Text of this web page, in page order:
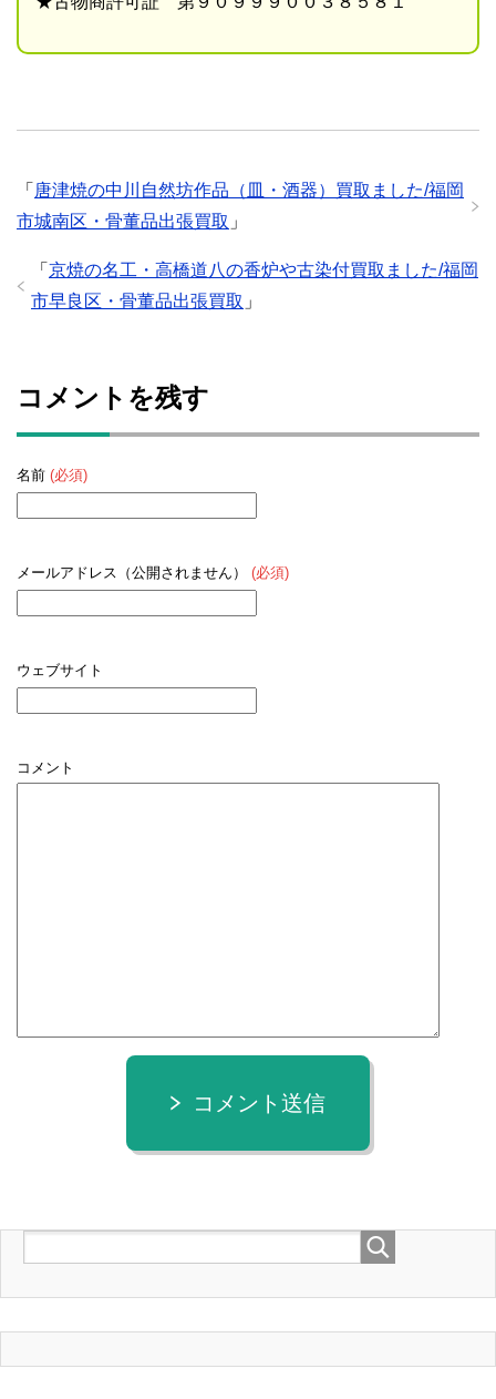
「 唐津焼の中川自然坊作品（皿・酒器）買取ました/福岡
市城南区・骨董品出張買取 」
「 京焼の名工・高橋道八の香炉や古染付買取ました/福岡
市早良区・骨董品出張買取 」
コメントを残す
名前 (必須)
メールアドレス（公開されません） (必須)
ウェブサイト
コメント
コメント送信